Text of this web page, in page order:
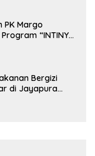
PK Margo
“INTINYA
Bergizi
di Jayapura